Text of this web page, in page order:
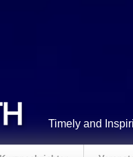
Timely and